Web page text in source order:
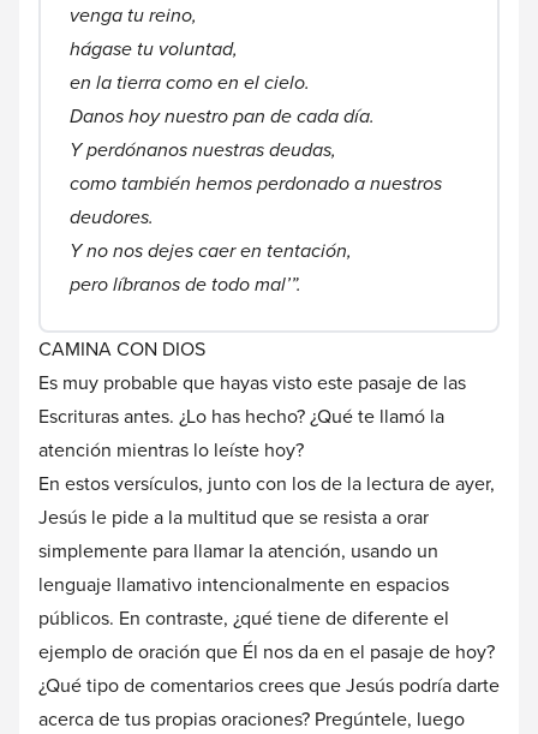
venga tu reino,
hágase tu voluntad,
en la tierra como en el cielo.
Danos hoy nuestro pan de cada día.
Y perdónanos nuestras deudas,
como también hemos perdonado a nuestros
deudores.
Y no nos dejes caer en tentación,
pero líbranos de todo mal’”.
CAMINA CON DIOS
Es muy probable que hayas visto este pasaje de las
Escrituras antes. ¿Lo has hecho? ¿Qué te llamó la
atención mientras lo leíste hoy?
En estos versículos, junto con los de la lectura de ayer,
Jesús le pide a la multitud que se resista a orar
simplemente para llamar la atención, usando un
lenguaje llamativo intencionalmente en espacios
públicos. En contraste, ¿qué tiene de diferente el
ejemplo de oración que Él nos da en el pasaje de hoy?
¿Qué tipo de comentarios crees que Jesús podría darte
acerca de tus propias oraciones? Pregúntele, luego